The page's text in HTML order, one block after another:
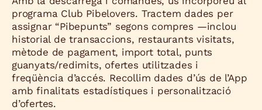
programa Club Pibelovers. Tractem dades per
assignar “Pibepunts” segons compres —inclou
historial de transaccions, restaurants visitats,
mètode de pagament, import total, punts
guanyats/redimits, ofertes utilitzades i
freqüència d’accés. Recollim dades d’ús de l’App
amb finalitats estadístiques i personalització
d’ofertes.